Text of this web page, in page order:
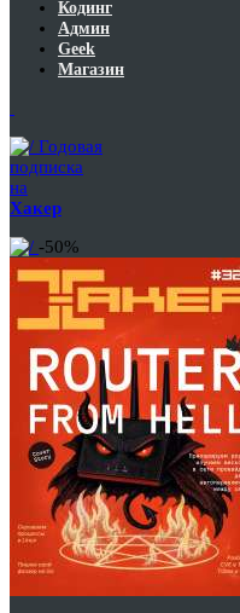
Кодинг
Админ
Geek
Магазин
Годовая
подписка
на
Хакер
-50%